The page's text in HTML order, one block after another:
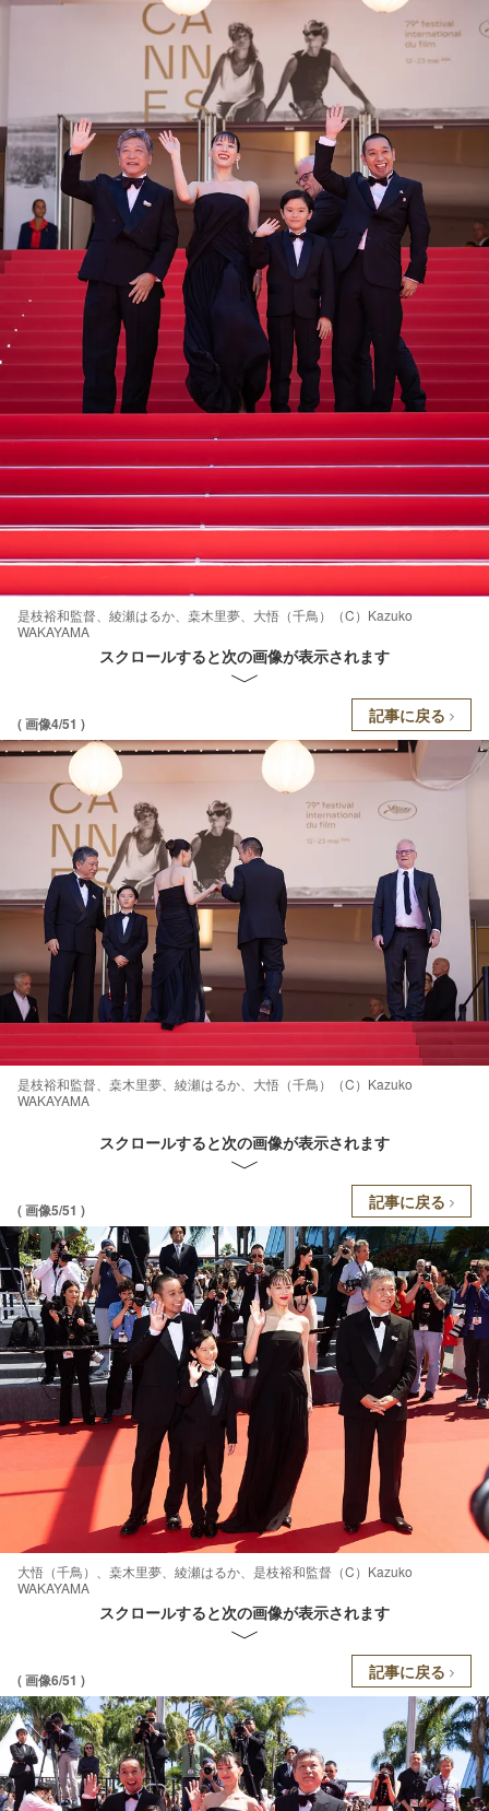
是枝裕和監督、綾瀬はるか、桒木里夢、大悟（千鳥）（C）Kazuko
WAKAYAMA
スクロールすると次の画像が表示されます
( 画像4/51 ) 記事に戻る
是枝裕和監督、桒木里夢、綾瀬はるか、大悟（千鳥）（C）Kazuko
WAKAYAMA
スクロールすると次の画像が表示されます
( 画像5/51 ) 記事に戻る
大悟（千鳥）、桒木里夢、綾瀬はるか、是枝裕和監督（C）Kazuko
WAKAYAMA
スクロールすると次の画像が表示されます
( 画像6/51 ) 記事に戻る